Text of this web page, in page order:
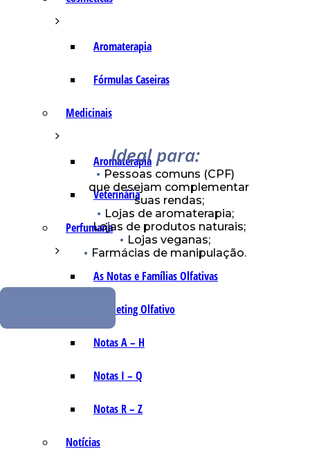
Aromaterapia
Fórmulas Caseiras
Medicinais
Aromaterapia
Veterinária
Perfumaria
As Notas e Famílias Olfativas
Marketing Olfativo
Notas A – H
Notas I – Q
Notas R – Z
Notícias
Ideal para:
Pessoas comuns (CPF)
que desejam complementar
suas rendas;
Lojas de aromaterapia;
Lojas de produtos naturais;
Lojas veganas;
Farmácias de manipulação.